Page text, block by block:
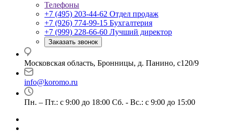
Телефоны
+7 (495) 203-44-62 Отдел продаж
+7 (926) 774-99-15 Бухгалтерия
+7 (999) 228-66-60 Лучший директор
Заказать звонок
Московская область, Бронницы, д. Панино, с120/9
info@koromo.ru
Пн. – Пт.: с 9:00 до 18:00 Сб. - Вс.: с 9:00 до 15:00